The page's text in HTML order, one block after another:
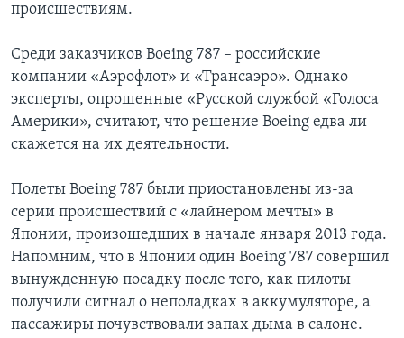
происшествиям.
Среди заказчиков Boeing 787 – российские
компании «Аэрофлот» и «Трансаэро». Однако
эксперты, опрошенные «Русской службой «Голоса
Америки», считают, что решение Boeing едва ли
скажется на их деятельности.
Полеты Boeing 787 были приостановлены из-за
серии происшествий с «лайнером мечты» в
Японии, произошедших в начале января 2013 года.
Напомним, что в Японии один Boeing 787 совершил
вынужденную посадку после того, как пилоты
получили сигнал о неполадках в аккумуляторе, а
пассажиры почувствовали запах дыма в салоне.